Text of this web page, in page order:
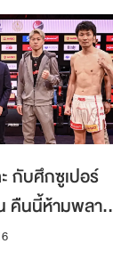
กับศึกซูเปอร์
คืนนี้ห้ามพลาด